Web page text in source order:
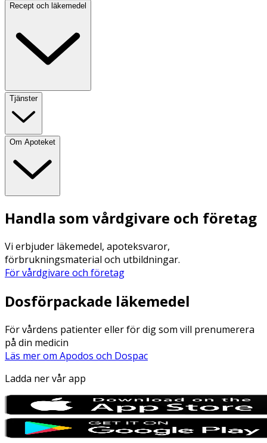
Recept och läkemedel
Tjänster
Om Apoteket
Handla som vårdgivare och företag
Vi erbjuder läkemedel, apoteksvaror,
förbrukningsmaterial och utbildningar.
För vårdgivare och företag
Dosförpackade läkemedel
För vårdens patienter eller för dig som vill prenumerera
på din medicin
Läs mer om Apodos och Dospac
Ladda ner vår app